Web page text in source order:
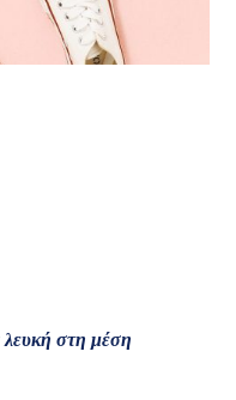
λευκή στη μέση